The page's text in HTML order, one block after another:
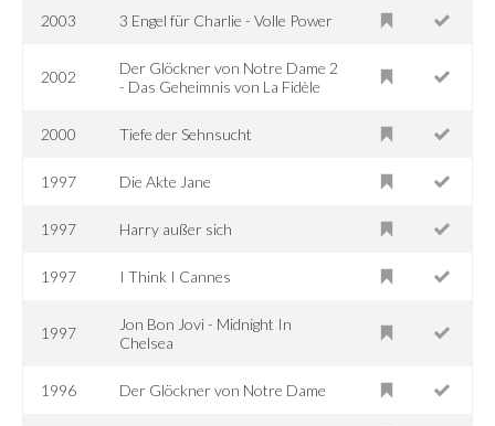
2003 3 Engel für Charlie - Volle Power
2002
Der Glöckner von Notre Dame 2
- Das Geheimnis von La Fidèle
2000 Tiefe der Sehnsucht
1997 Die Akte Jane
1997 Harry außer sich
1997 I Think I Cannes
1997
Jon Bon Jovi - Midnight In
Chelsea
1996 Der Glöckner von Notre Dame